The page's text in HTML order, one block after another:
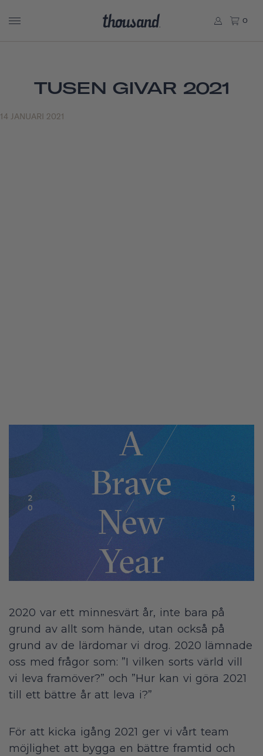
0
TUSEN GIVAR 2021
14 JANUARI 2021
2020 var ett minnesvärt år, inte bara på
grund av allt som hände, utan också på
grund av de lärdomar vi drog. 2020 lämnade
oss med frågor som: ”I vilken sorts värld vill
vi leva framöver?” och ”Hur kan vi göra 2021
till ett bättre år att leva i?”
För att kicka igång 2021 ger vi vårt team
möjlighet att bygga en bättre framtid och